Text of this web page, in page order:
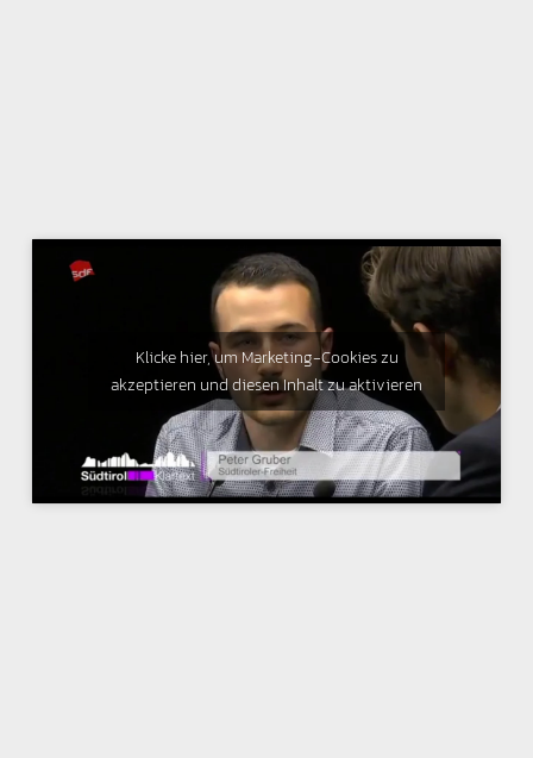
Klicke hier, um Marketing-Cookies zu
akzeptieren und diesen Inhalt zu aktivieren